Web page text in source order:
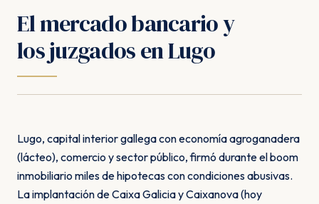
El mercado bancario y
los juzgados en Lugo
Lugo, capital interior gallega con economía agroganadera
(lácteo), comercio y sector público, firmó durante el boom
inmobiliario miles de hipotecas con condiciones abusivas.
La implantación de Caixa Galicia y Caixanova (hoy